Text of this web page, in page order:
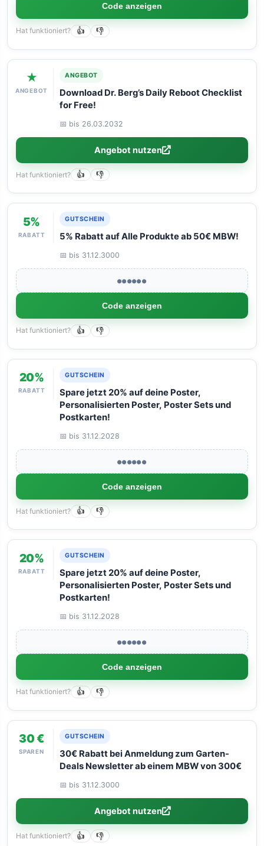
Code anzeigen
Hat funktioniert? 👍 👎
★
ANGEBOT
ANGEBOT
Download Dr. Berg’s Daily Reboot Checklist
for Free!
📅 bis 26.03.2032
Angebot nutzen
Hat funktioniert? 👍 👎
5%
RABATT
GUTSCHEIN
5% Rabatt auf Alle Produkte ab 50€ MBW!
📅 bis 31.12.3000
●●●●●●
Code anzeigen
Hat funktioniert? 👍 👎
20%
RABATT
GUTSCHEIN
Spare jetzt 20% auf deine Poster,
Personalisierten Poster, Poster Sets und
Postkarten!
📅 bis 31.12.2028
●●●●●●
Code anzeigen
Hat funktioniert? 👍 👎
20%
RABATT
GUTSCHEIN
Spare jetzt 20% auf deine Poster,
Personalisierten Poster, Poster Sets und
Postkarten!
📅 bis 31.12.2028
●●●●●●
Code anzeigen
Hat funktioniert? 👍 👎
30 €
SPAREN
GUTSCHEIN
30€ Rabatt bei Anmeldung zum Garten-
Deals Newsletter ab einem MBW von 300€
📅 bis 31.12.3000
Angebot nutzen
Hat funktioniert? 👍 👎